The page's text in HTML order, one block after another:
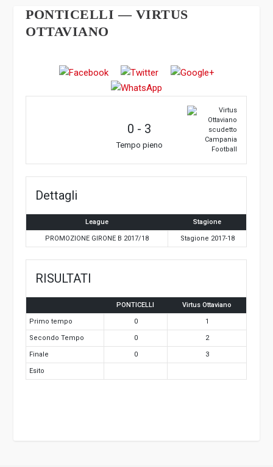
PONTICELLI — VIRTUS
OTTAVIANO
0 - 3
Tempo pieno
Dettagli
League Stagione
PROMOZIONE GIRONE B 2017/18 Stagione 2017-18
RISULTATI
PONTICELLI Virtus Ottaviano
Primo tempo 0 1
Secondo Tempo 0 2
Finale 0 3
Esito